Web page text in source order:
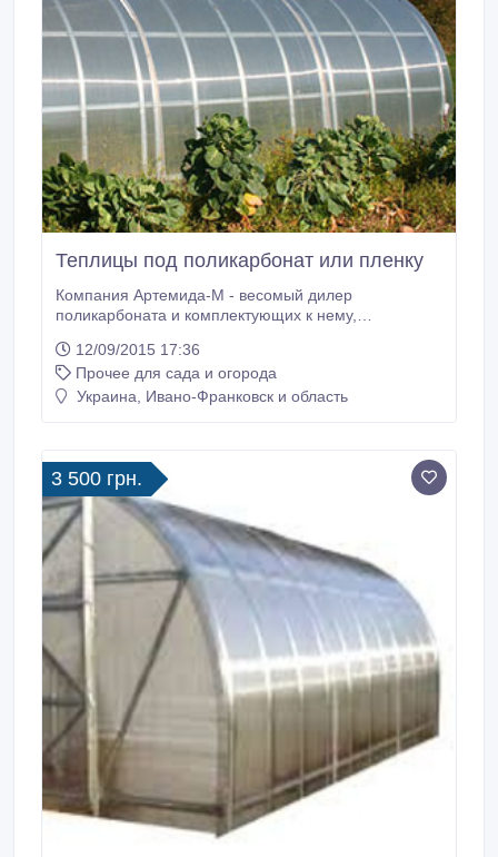
Теплицы под поликарбонат или пленку
Компания Артемида-М - весомый дилер
поликарбоната и комплектующих к нему,
поликарбоната, ведущих мировых производителей ,
по адекватным ценам.Большой выбор
поликарбонатного и алюминиевого профиля,
профиля, пленку тепличную, различные аксессуары
для крепления и эксплуатации поликарбоната.
12/09/2015 17:36
Прочее для сада и огорода
Украина, Ивано-Франковск и область
3 500 грн.